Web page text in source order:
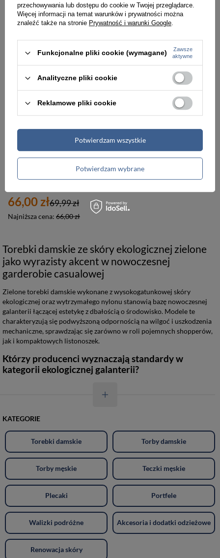
66,00 zł
Najniższa cena:66,00 zł
69,99 zł 66,00 zł
Najniższa cena:66,00 zł
69,99 zł
PROMOCJA NOWOŚĆ
Listonoszka damska z nylonu w kolorze khaki z brązowymi wstawkami ze skóry ekologicznej - Rovicky
66,00 zł
Najniższa cena: 66,00 zł
69,99 zł
Torebki damskie ze skóry ekologicznej zielone
jako wyrazisty akcent w nowoczesnej
garderobie casualowej
Zielone torebki damskie wykonane z wysokogatunkowej skóry
ekologicznej oraz wytrzymałego nylonu stanowią bazę nowoczesnej
galanterii łączącej estetykę z dbałością o środowisko. Modele te
charakteryzują się podwyższoną odpornością na wilgoć i uszkodzenia
mechaniczne, sprawdzając się zarówno w roli pojemnych shopperów,
jak i kompaktowych listonoszek.
Którzy producenci wyznaczają standardy w
kategorii ekologicznej galanterii?
KATEGORIE
Torebki damskie Torby damskie
Torby męskie Teczki męskie
Plecaki Portfele
Walizki podróżne Akcesoria i dodatki odzieżowe
Renowacja skóry
przechowywania lub dostępu do cookie w Twojej przeglądarce.
Więcej informacji na temat warunków i prywatności można
znaleźć także na stronie Prywatność i warunki Google.
Funkcjonalne pliki cookie (wymagane)
Zawsze
aktywne
Analityczne pliki cookie
Reklamowe pliki cookie
Potwierdzam wybrane
Potwierdzam wszystkie